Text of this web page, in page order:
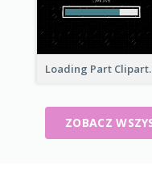
ZOBACZ